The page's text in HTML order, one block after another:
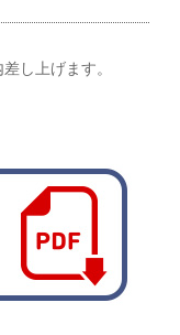
し上げます。